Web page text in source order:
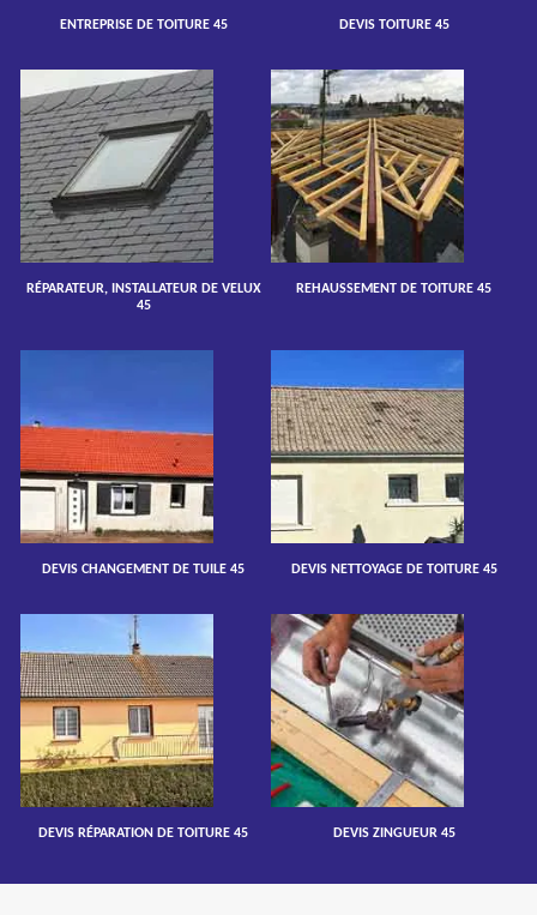
ENTREPRISE DE TOITURE 45 DEVIS TOITURE 45
RÉPARATEUR, INSTALLATEUR DE VELUX
45
REHAUSSEMENT DE TOITURE 45
DEVIS CHANGEMENT DE TUILE 45 DEVIS NETTOYAGE DE TOITURE 45
DEVIS RÉPARATION DE TOITURE 45 DEVIS ZINGUEUR 45